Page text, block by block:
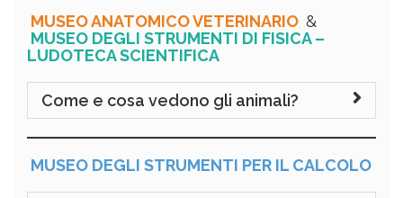
MUSEO ANATOMICO VETERINARIO &
MUSEO DEGLI STRUMENTI DI FISICA –
LUDOTECA SCIENTIFICA
Come e cosa vedono gli animali?
MUSEO DEGLI STRUMENTI PER IL CALCOLO